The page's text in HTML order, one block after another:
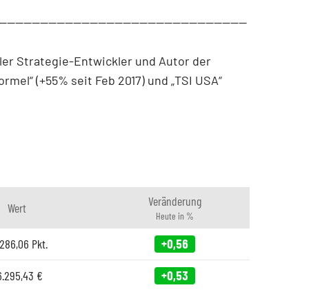
Strategie-Entwickler und Autor der
(+55% seit Feb 2017) und „TSI USA“
Wert Veränderung
Heute in %
Pkt. +0,56
€ +0,53